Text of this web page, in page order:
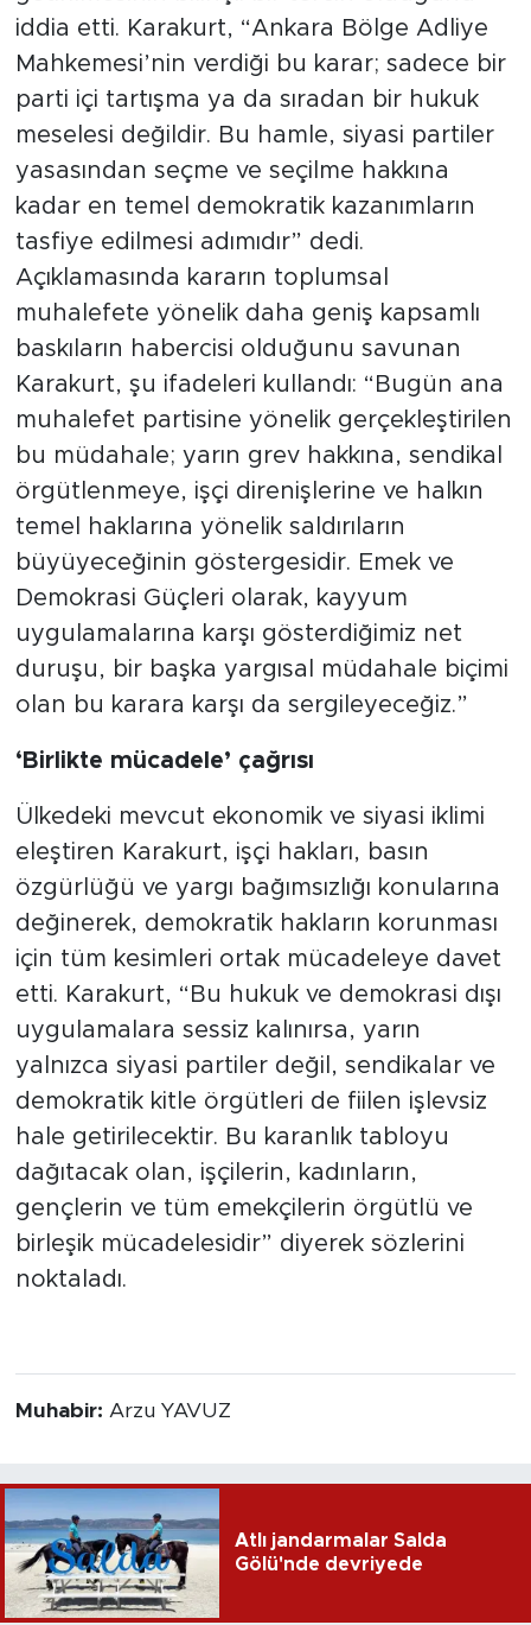
iddia etti. Karakurt, “Ankara Bölge Adliye
Mahkemesi’nin verdiği bu karar; sadece bir
parti içi tartışma ya da sıradan bir hukuk
meselesi değildir. Bu hamle, siyasi partiler
yasasından seçme ve seçilme hakkına
kadar en temel demokratik kazanımların
tasfiye edilmesi adımıdır” dedi.
Açıklamasında kararın toplumsal
muhalefete yönelik daha geniş kapsamlı
baskıların habercisi olduğunu savunan
Karakurt, şu ifadeleri kullandı: “Bugün ana
muhalefet partisine yönelik gerçekleştirilen
bu müdahale; yarın grev hakkına, sendikal
örgütlenmeye, işçi direnişlerine ve halkın
temel haklarına yönelik saldırıların
büyüyeceğinin göstergesidir. Emek ve
Demokrasi Güçleri olarak, kayyum
uygulamalarına karşı gösterdiğimiz net
duruşu, bir başka yargısal müdahale biçimi
olan bu karara karşı da sergileyeceğiz.”
​‘Birlikte mücadele’ çağrısı
​Ülkedeki mevcut ekonomik ve siyasi iklimi
eleştiren Karakurt, işçi hakları, basın
özgürlüğü ve yargı bağımsızlığı konularına
değinerek, demokratik hakların korunması
için tüm kesimleri ortak mücadeleye davet
etti. Karakurt, “Bu hukuk ve demokrasi dışı
uygulamalara sessiz kalınırsa, yarın
yalnızca siyasi partiler değil, sendikalar ve
demokratik kitle örgütleri de fiilen işlevsiz
hale getirilecektir. Bu karanlık tabloyu
dağıtacak olan, işçilerin, kadınların,
gençlerin ve tüm emekçilerin örgütlü ve
birleşik mücadelesidir” diyerek sözlerini
noktaladı.
Muhabir: Arzu YAVUZ
Atlı jandarmalar Salda
Gölü'nde devriyede